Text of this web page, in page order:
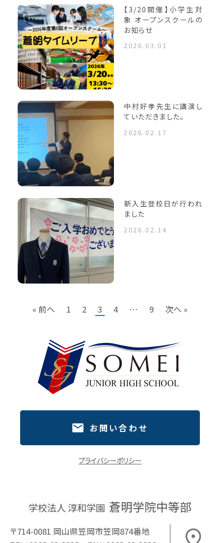
【3/20開催】小学生対
象 オープンスクールの
お知らせ
2026.03.01
中村好孝先生に講演し
ていただきました。
2026.02.17
新入生登校日が行われ
ました
2026.02.14
« 前へ 1 2 3 4 … 9 次へ »
お問い合わせ
プライバシーポリシー
学校法人 淳和学園 蒼明学院中等部
〒714-0081 岡山県笠岡市笠岡874番地